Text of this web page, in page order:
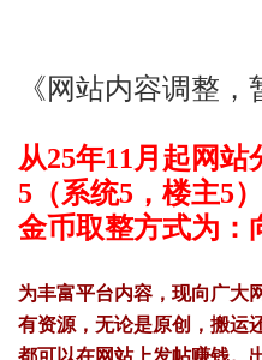
《网站内容调整，
从25年11月起网站
5（系统5，楼主5
金币取整方式为：
为丰富平台内容，现向广大
有资源，无论是原创，搬运
都可以在网站上发帖赚钱。